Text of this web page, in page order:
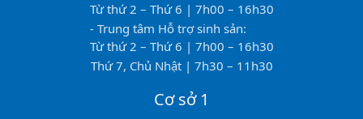
Từ thứ 2 – Thứ 6 | 7h00 – 16h30
- Trung tâm Hỗ trợ sinh sản:
Từ thứ 2 – Thứ 6 | 7h00 – 16h30
Thứ 7, Chủ Nhật | 7h30 – 11h30
Cơ sở 1